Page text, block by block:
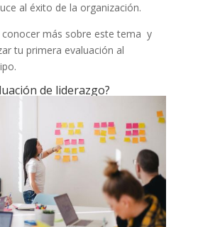
al éxito de la organización.
conocer más sobre este tema y
tu primera evaluación al
de liderazgo?